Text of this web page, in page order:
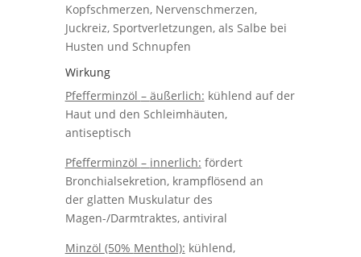
Kopfschmerzen, Nervenschmerzen,
Juckreiz, Sportverletzungen, als Salbe bei
Husten und Schnupfen
Wirkung
Pfefferminzöl – äußerlich: kühlend aufder
Haut und den Schleimhäuten,
antiseptisch
Pfefferminzöl – innerlich: fördert
Bronchialsekretion, krampflösend an
der glatten Muskulatur des
Magen-/Darmtraktes, antiviral
Minzöl (50% Menthol): kühlend,